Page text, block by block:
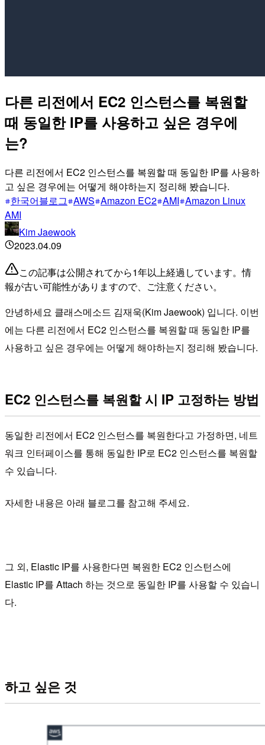
다른 리전에서 EC2 인스턴스를 복원할
때 동일한 IP를 사용하고 싶은 경우에
는?
다른 리전에서 EC2 인스턴스를 복원할 때 동일한 IP를 사용하
고 싶은 경우에는 어떻게 해야하는지 정리해 봤습니다.
한국어블로그 AWS Amazon EC2 AMI Amazon Linux
AMI
Kim Jaewook
2023.04.09
この記事は公開されてから1年以上経過しています。情
報が古い可能性がありますので、ご注意ください。
안녕하세요 클래스메소드 김재욱(Kim Jaewook) 입니다. 이번
에는 다른 리전에서 EC2 인스턴스를 복원할 때 동일한 IP를
사용하고 싶은 경우에는 어떻게 해야하는지 정리해 봤습니다.
EC2 인스턴스를 복원할 시 IP 고정하는 방법
동일한 리전에서 EC2 인스턴스를 복원한다고 가정하면, 네트
워크 인터페이스를 통해 동일한 IP로 EC2 인스턴스를 복원할
수 있습니다.
자세한 내용은 아래 블로그를 참고해 주세요.
그 외, Elastic IP를 사용한다면 복원한 EC2 인스턴스에
Elastic IP를 Attach 하는 것으로 동일한 IP를 사용할 수 있습니
다.
하고 싶은 것